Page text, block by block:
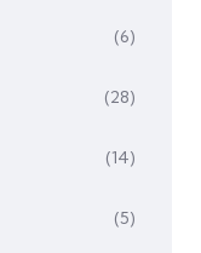
(6)
(28)
(14)
(5)